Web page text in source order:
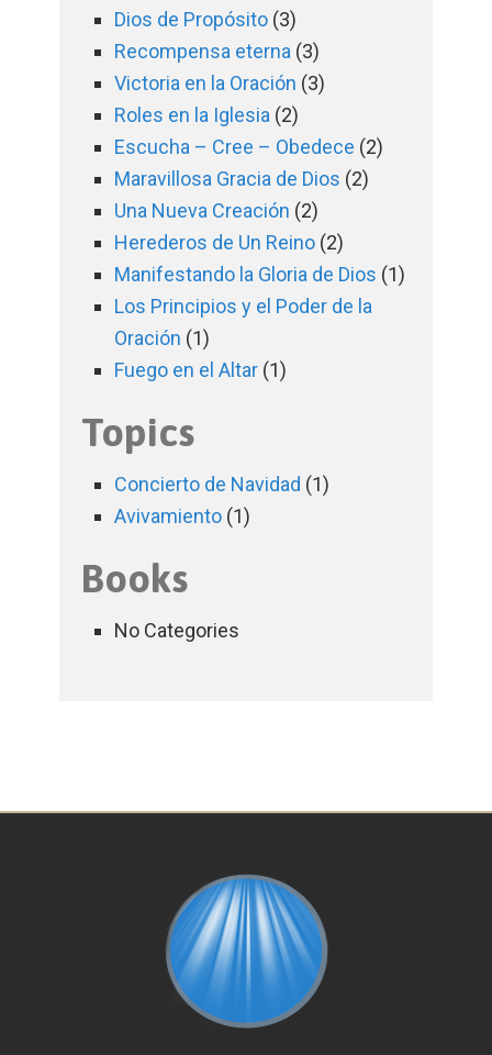
Dios de Propósito (3)
Recompensa eterna (3)
Victoria en la Oración (3)
Roles en la Iglesia (2)
Escucha – Cree – Obedece (2)
Maravillosa Gracia de Dios (2)
Una Nueva Creación (2)
Herederos de Un Reino (2)
Manifestando la Gloria de Dios (1)
Los Principios y el Poder de la
Oración (1)
Fuego en el Altar (1)
Topics
Concierto de Navidad (1)
Avivamiento (1)
Books
No Categories